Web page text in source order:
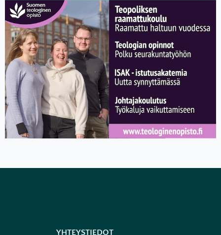
YHTEYSTIEDOT